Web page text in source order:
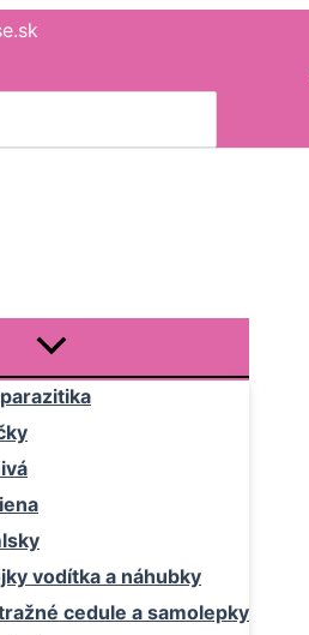
vodítka a náhubky
cedule a samolepky